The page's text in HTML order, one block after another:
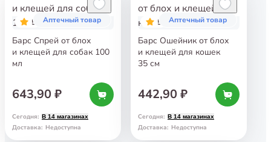
5 Аптечный товар
Барс Спрей от блох
и клещей для собак 100
мл
643,90 ₽
Сегодня: В 14 магазинах
Доставка: Недоступна
5 Аптечный товар
Барс Ошейник от блох
и клещей для кошек
35 см
442,90 ₽
Сегодня: В 14 магазинах
Доставка: Недоступна